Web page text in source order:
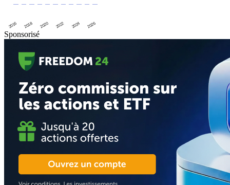
2016 2018 2020 2022 2024 2026
Sponsorisé